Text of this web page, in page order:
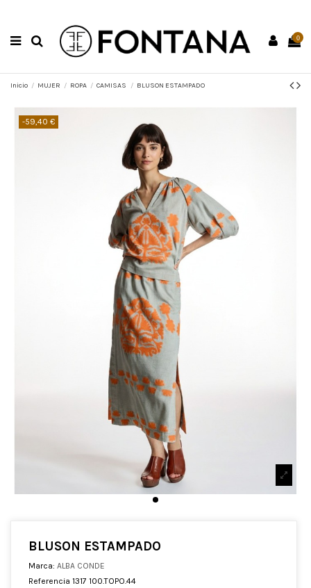
0
Inicio MUJER ROPA CAMISAS BLUSON ESTAMPADO
-59,40 €
BLUSON ESTAMPADO
Marca: ALBA CONDE
Referencia 1317 100.TOPO.44